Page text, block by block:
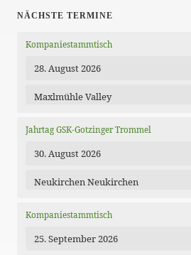
NÄCHSTE TERMINE
Kompaniestammtisch
28. August 2026
Maxlmühle Valley
Jahrtag GSK-Gotzinger Trommel
30. August 2026
Neukirchen Neukirchen
Kompaniestammtisch
25. September 2026